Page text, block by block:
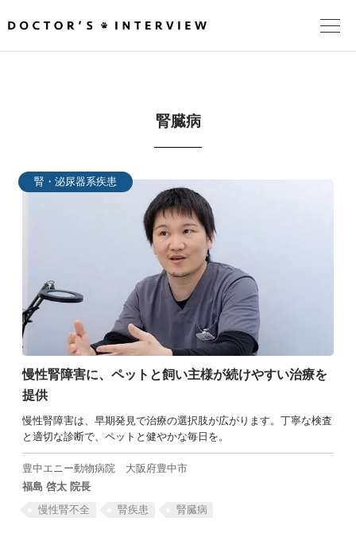
頼れるドクターが教える治療法
街の頼れるドクターたち
SEARCH
腎臓病
腎・泌尿器系疾患
慢性腎障害に、ペットと飼い主様が続けやすい治療を
提供
慢性腎障害は、早期発見で治療の選択肢が広がります。丁寧な検査
と適切な診断で、ペットと健やかな毎日を。
豊中エニー動物病院 大阪府豊中市
福島 啓太 院長
慢性腎不全
腎疾患 腎臓病